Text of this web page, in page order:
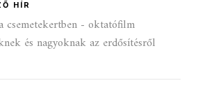
HÍR
csemetekertben - oktatófilm
és nagyoknak az erdősítésről